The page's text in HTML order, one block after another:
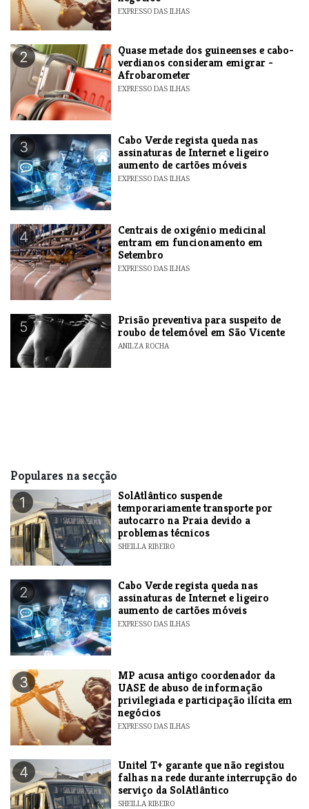
EXPRESSO DAS ILHAS
2
Quase metade dos guineenses e cabo-
verdianos consideram emigrar -
Afrobarometer
EXPRESSO DAS ILHAS
3
Cabo Verde regista queda nas
assinaturas de Internet e ligeiro
aumento de cartões móveis
EXPRESSO DAS ILHAS
4
Centrais de oxigénio medicinal
entram em funcionamento em
Setembro
EXPRESSO DAS ILHAS
5
Prisão preventiva para suspeito de
roubo de telemóvel em São Vicente
ANILZA ROCHA
Populares na secção
1
SolAtlântico suspende
temporariamente transporte por
autocarro na Praia devido a
problemas técnicos
SHEILLA RIBEIRO
2
Cabo Verde regista queda nas
assinaturas de Internet e ligeiro
aumento de cartões móveis
EXPRESSO DAS ILHAS
3
MP acusa antigo coordenador da
UASE de abuso de informação
privilegiada e participação ilícita em
negócios
EXPRESSO DAS ILHAS
4
Unitel T+ garante que não registou
falhas na rede durante interrupção do
serviço da SolAtlântico
SHEILLA RIBEIRO